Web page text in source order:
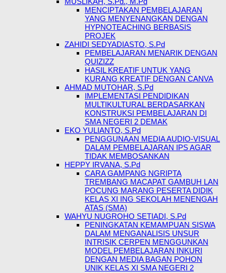
MENCIPTAKAN PEMBELAJARAN
YANG MENYENANGKAN DENGAN
HYPNOTEACHING BERBASIS
PROJEK
ZAHIDI SEDYADIASTO, S.Pd
PEMBELAJARAN MENARIK DENGAN
QUIZIZZ
HASIL KREATIF UNTUK YANG
KURANG KREATIF DENGAN CANVA
AHMAD MUTOHAR, S.Pd
IMPLEMENTASI PENDIDIKAN
MULTIKULTURAL BERDASARKAN
KONSTRUKSI PEMBELAJARAN DI
SMA NEGERI 2 DEMAK
EKO YULIANTO, S.Pd
PENGGUNAAN MEDIA AUDIO-VISUAL
DALAM PEMBELAJARAN IPS AGAR
TIDAK MEMBOSANKAN
HEPPY IRVANA, S.Pd
CARA GAMPANG NGRIPTA
TREMBANG MACAPAT GAMBUH LAN
POCUNG MARANG PESERTA DIDIK
KELAS XI ING SEKOLAH MENENGAH
ATAS (SMA)
WAHYU NUGROHO SETIADI, S.Pd
PENINGKATAN KEMAMPUAN SISWA
DALAM MENGANALISIS UNSUR
INTRISIK CERPEN MENGGUNKAN
MODEL PEMBELAJARAN INKURI
DENGAN MEDIA BAGAN POHON
UNIK KELAS XI SMA NEGERI 2